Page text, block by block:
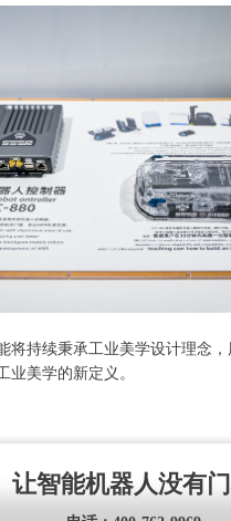
将持续秉承工业美学设计理念
业美学的新定义。
让智能机器人没有